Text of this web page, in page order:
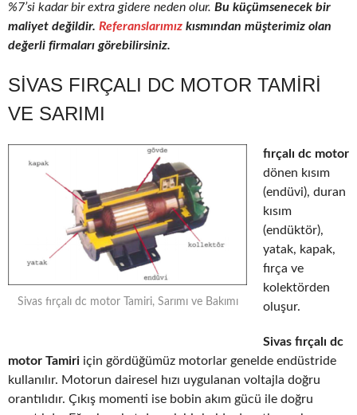
%7’si kadar bir extra gidere neden olur. Bu küçümsenecek bir
maliyet değildir. Referanslarımız kısmından müşterimiz olan
değerli firmaları görebilirsiniz.
SIVAS FIRÇALI DC MOTOR TAMIRI
VE SARIMI
Sivas fırçalı dc motor Tamiri, Sarımı ve Bakımı
fırçalı dc motor
dönen kısım
(endüvi), duran
kısım
(endüktör),
yatak, kapak,
fırça ve
kolektörden
oluşur.
Sivas fırçalı dc
motor Tamiri için gördüğümüz motorlar genelde endüstride
kullanılır. Motorun dairesel hızı uygulanan voltajla doğru
orantılıdır. Çıkış momenti ise bobin akım gücü ile doğru